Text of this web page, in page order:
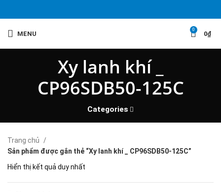
MENU
0
0₫
Xy lanh khí _
CP96SDB50-125C
Categories
Trang chủ
Sản phẩm được gắn thẻ “Xy lanh khí _ CP96SDB50-125C”
Hiển thị kết quả duy nhất